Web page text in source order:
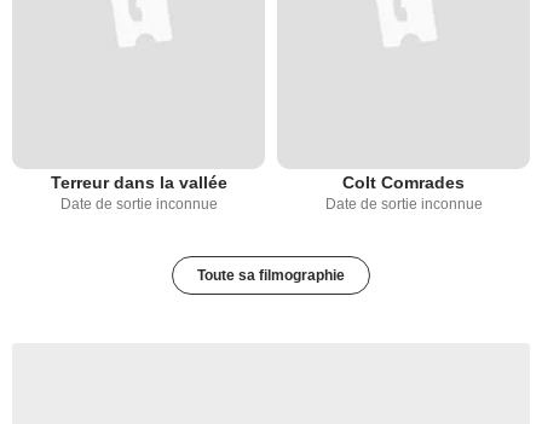
Terreur dans la vallée
Date de sortie inconnue
Colt Comrades
Date de sortie inconnue
Toute sa filmographie